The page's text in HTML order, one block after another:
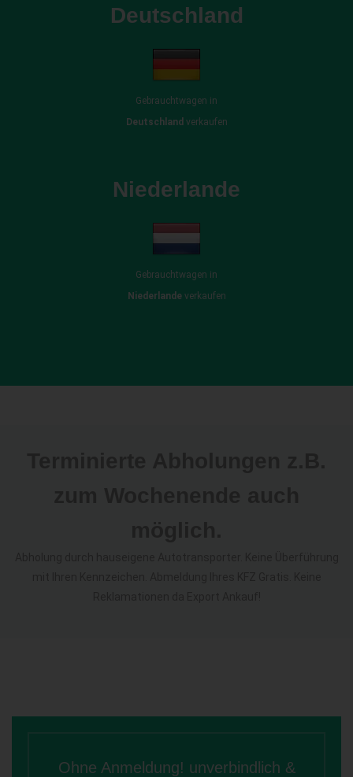
Deutschland
Gebrauchtwagen in
Deutschland verkaufen
Niederlande
Gebrauchtwagen in
Niederlandeverkaufen
Ohne Anmeldung! unverbindlich &